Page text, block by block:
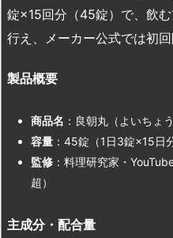
錠×15回分（45錠）で、飲
行え、メーカー公式では初
製品概要
商品名 ：良朝丸（よいちょ
容量 ：45錠（1日3錠×15日
監修 ：料理研究家・
超）
主成分・配合量